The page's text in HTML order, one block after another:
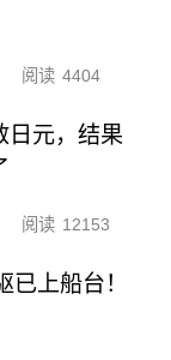
阅读 4404
日元，结果
阅读 12153
上船台！